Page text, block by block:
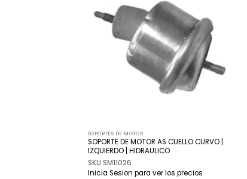
lista
deseos
SOPORTES DE MOTOR
SOPORTE DE MOTOR AS CUELLO CURVO |
IZQUIERDO | HIDRAULICO
SKU SM11026
Inicia Sesion para ver los precios